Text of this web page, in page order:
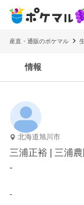
産直・通販のポケマル
情報
北海道旭川市
三浦正裕 | 三浦農
-
-